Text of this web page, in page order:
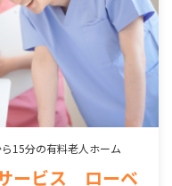
15分の有料老人ホーム
ービス ローベ